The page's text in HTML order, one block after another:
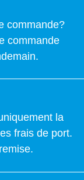
commande?
commande
la
frais de port.